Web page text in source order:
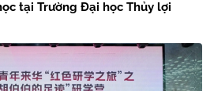
tại Trường Đại học Thủy lợi